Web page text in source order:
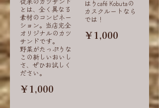
とは、全く異なる
素材のコンビネー
ション。当店完全
オリジナルのカツ
サンドです。
野菜がたっぷりな
この新しいおいし
さ、ぜひお試しく
ださい。
￥1,000
はりcafé Kobutaの
カスクルートなら
では！
￥1,000